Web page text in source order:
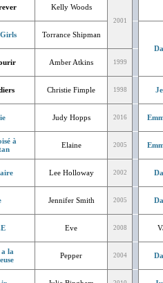
Kelly Woods
2001
Torrance Shipman
Amber Atkins 1999
Christie Fimple 1998
Judy Hopps 2016
à
Elaine 2005
Lee Holloway 2002
Jennifer Smith 2005
Eve 2008
a la
Pepper 2004